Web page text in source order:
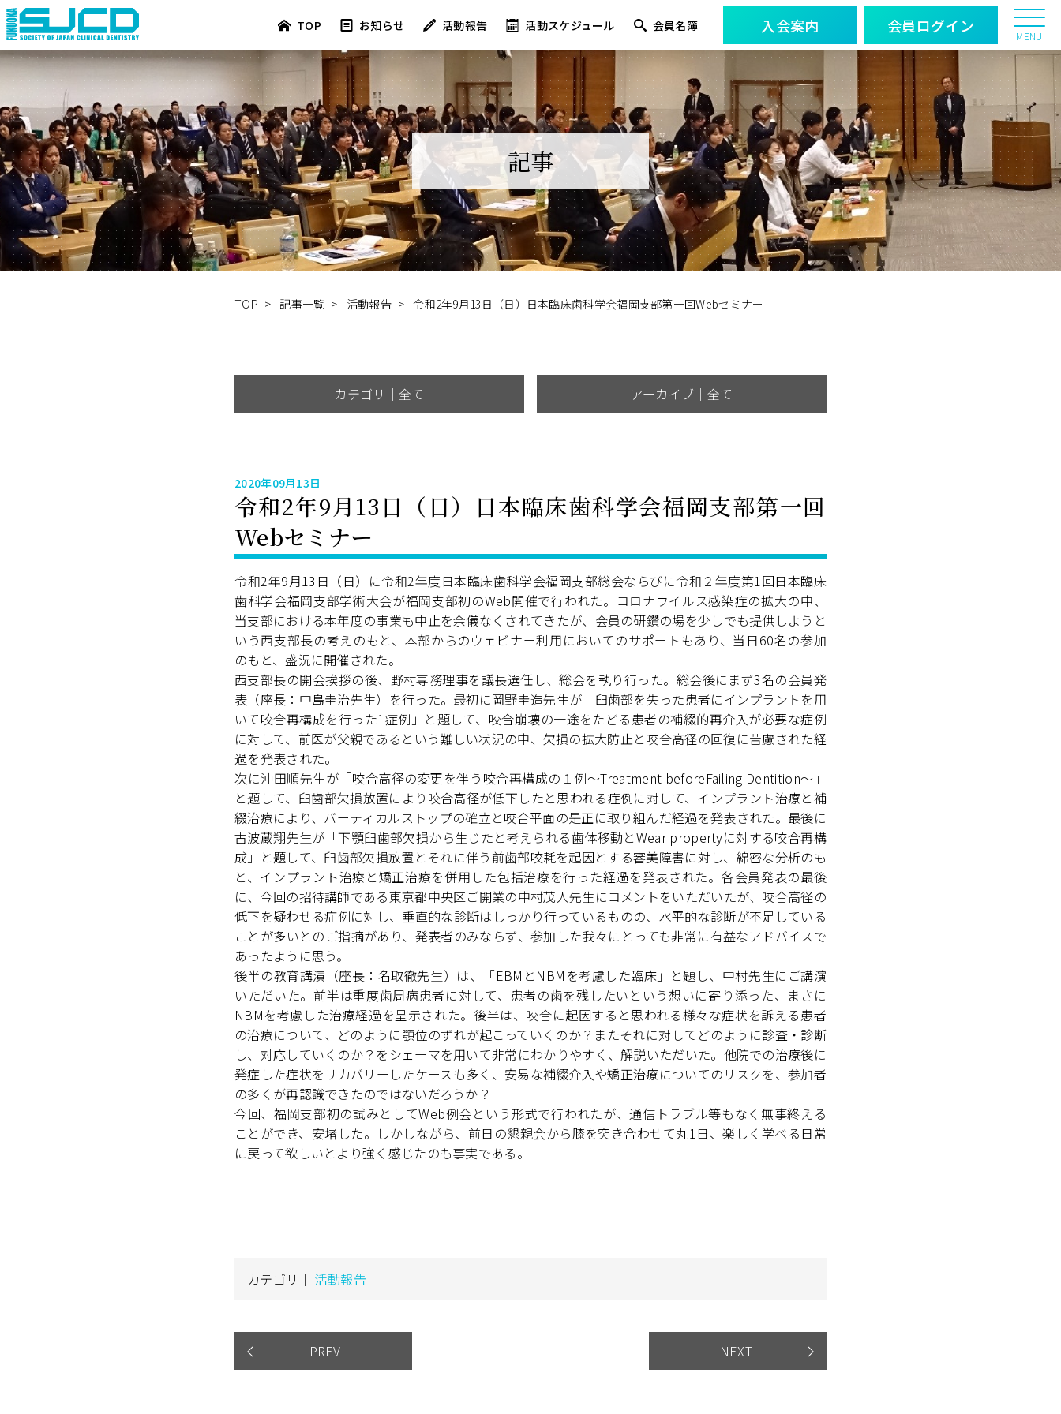
TOP お知らせ 活動報告 活動スケジュール 会員名簿 入会案内 会員ログイン MENU
記事
TOP > 記事一覧 > 活動報告 > 令和2年9月13日（日）日本臨床歯科学会福岡支部第一回Webセミナー
カテゴリ｜全て アーカイブ｜全て
2020年09月13日
令和2年9月13日（日）日本臨床歯科学会福岡支部第一回
Webセミナー
令和2年9月13日（日）に令和2年度日本臨床歯科学会福岡支部総会ならびに令和２年度第1回日本臨床
歯科学会福岡支部学術大会が福岡支部初のWeb開催で行われた。コロナウイルス感染症の拡大の中、
当支部における本年度の事業も中止を余儀なくされてきたが、会員の研鑽の場を少しでも提供しようと
いう西支部長の考えのもと、本部からのウェビナー利用においてのサポートもあり、当日60名の参加
のもと、盛況に開催された。
西支部長の開会挨拶の後、野村専務理事を議長選任し、総会を執り行った。総会後にまず3名の会員発
表（座長：中島圭治先生）を行った。最初に岡野圭造先生が「臼歯部を失った患者にインプラントを用
いて咬合再構成を行った1症例」と題して、咬合崩壊の一途をたどる患者の補綴的再介入が必要な症例
に対して、前医が父親であるという難しい状況の中、欠損の拡大防止と咬合高径の回復に苦慮された経
過を発表された。
次に沖田順先生が「咬合高径の変更を伴う咬合再構成の１例～Treatment beforeFailing Dentition～」
と題して、臼歯部欠損放置により咬合高径が低下したと思われる症例に対して、インプラント治療と補
綴治療により、バーティカルストップの確立と咬合平面の是正に取り組んだ経過を発表された。最後に
古波蔵翔先生が「下顎臼歯部欠損から生じたと考えられる歯体移動とWear propertyに対する咬合再構
成」と題して、臼歯部欠損放置とそれに伴う前歯部咬耗を起因とする審美障害に対し、綿密な分析のも
と、インプラント治療と矯正治療を併用した包括治療を行った経過を発表された。各会員発表の最後
に、今回の招待講師である東京都中央区ご開業の中村茂人先生にコメントをいただいたが、咬合高径の
低下を疑わせる症例に対し、垂直的な診断はしっかり行っているものの、水平的な診断が不足している
ことが多いとのご指摘があり、発表者のみならず、参加した我々にとっても非常に有益なアドバイスで
あったように思う。
後半の教育講演（座長：名取徹先生）は、「EBMとNBMを考慮した臨床」と題し、中村先生にご講演
いただいた。前半は重度歯周病患者に対して、患者の歯を残したいという想いに寄り添った、まさに
NBMを考慮した治療経過を呈示された。後半は、咬合に起因すると思われる様々な症状を訴える患者
の治療について、どのように顎位のずれが起こっていくのか？またそれに対してどのように診査・診断
し、対応していくのか？をシェーマを用いて非常にわかりやすく、解説いただいた。他院での治療後に
発症した症状をリカバリーしたケースも多く、安易な補綴介入や矯正治療についてのリスクを、参加者
の多くが再認識できたのではないだろうか？
今回、福岡支部初の試みとしてWeb例会という形式で行われたが、通信トラブル等もなく無事終える
ことができ、安堵した。しかしながら、前日の懇親会から膝を突き合わせて丸1日、楽しく学べる日常
に戻って欲しいとより強く感じたのも事実である。
カテゴリ｜ 活動報告
PREV NEXT